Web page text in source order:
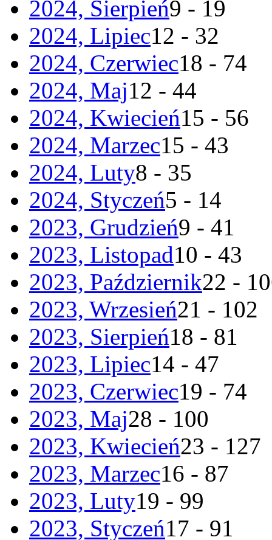
2024, Sierpień9 - 19
2024, Lipiec12 - 32
2024, Czerwiec18 - 74
2024, Maj12 - 44
2024, Kwiecień15 - 56
2024, Marzec15 - 43
2024, Luty8 - 35
2024, Styczeń5 - 14
2023, Grudzień9 - 41
2023, Listopad10 - 43
2023, Październik22 -
2023, Wrzesień21 - 102
2023, Sierpień18 - 81
2023, Lipiec14 - 47
2023, Czerwiec19 - 74
2023, Maj28 - 100
2023, Kwiecień23 - 127
2023, Marzec16 - 87
2023, Luty19 - 99
2023, Styczeń17 - 91